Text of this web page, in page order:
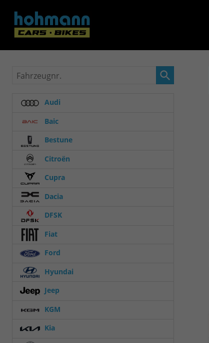
Fahrzeugnr.
Audi
Baic
Bestune
Citroën
Cupra
Dacia
DFSK
Fiat
Ford
Hyundai
Jeep
KGM
Kia